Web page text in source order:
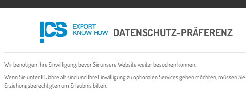
FIT CHECK EXPORT BUSINESS PLÄNE EVENTS & NEWS INHALT
DATENSCHUTZ-PRÄFERENZ
Wir benötigen Ihre Einwilligung, bevor Sie unsere Website weiter besuchen können.
Wenn Sie unter 16 Jahre alt sind und Ihre Einwilligung zu optionalen Services geben möchten, müssen
Erziehungsberechtigten um Erlaubnis bitten.